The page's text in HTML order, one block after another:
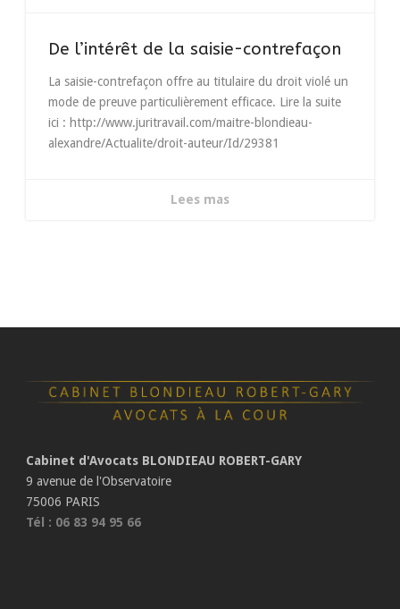
De l’intérêt de la saisie-contrefaçon
La saisie-contrefaçon offre au titulaire du droit violé un
mode de preuve particulièrement efficace. Lire la suite
ici : http://www.juritravail.com/maitre-blondieau-
alexandre/Actualite/droit-auteur/Id/29381
Lees mas
Cabinet d'Avocats BLONDIEAU ROBERT-GARY
9 avenue de l'Observatoire
75006 PARIS
Tél : 06 83 94 95 66